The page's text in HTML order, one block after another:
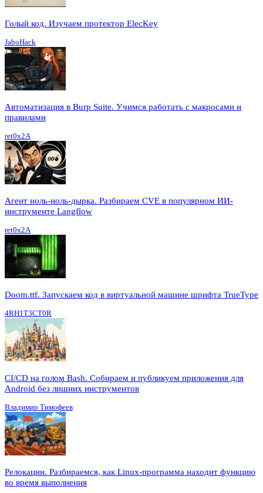
Голый код. Изучаем протектор ElecKey
JaboHack
Автоматизация в Burp Suite. Учимся работать с макросами и
правилами
ret0x2A
Агент ноль-ноль-дырка. Разбираем CVE в популярном ИИ-
инструменте Langflow
ret0x2A
Doom.ttf. Запускаем код в виртуальной машине шрифта TrueType
4RH1T3CT0R
CI/CD на голом Bash. Собираем и публикуем приложения для
Android без лишних инструментов
Владимир Тимофеев
Релокации. Разбираемся, как Linux-программа находит функцию
во время выполнения